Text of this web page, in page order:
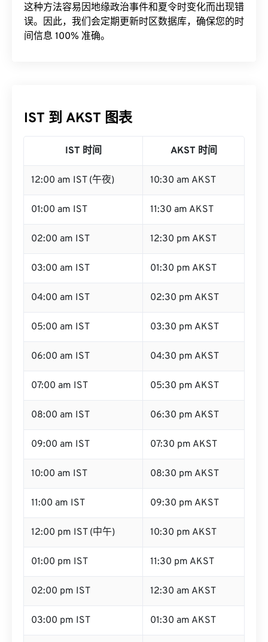
这种方法容易因地缘政治事件和夏令时变化而出现错
误。因此，我们会定期更新时区数据库，确保您的时
间信息 100% 准确。
IST 到 AKST 图表
IST 时间 AKST 时间
12:00 am IST (午夜) 10:30 am AKST
01:00 am IST 11:30 am AKST
02:00 am IST 12:30 pm AKST
03:00 am IST 01:30 pm AKST
04:00 am IST 02:30 pm AKST
05:00 am IST 03:30 pm AKST
06:00 am IST 04:30 pm AKST
07:00 am IST 05:30 pm AKST
08:00 am IST 06:30 pm AKST
09:00 am IST 07:30 pm AKST
10:00 am IST 08:30 pm AKST
11:00 am IST 09:30 pm AKST
12:00 pm IST (中午) 10:30 pm AKST
01:00 pm IST 11:30 pm AKST
02:00 pm IST 12:30 am AKST
03:00 pm IST 01:30 am AKST